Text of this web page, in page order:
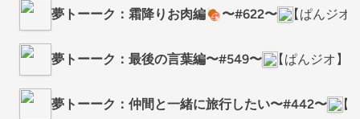
夢トーーク：霜降りお肉編🍖〜#622〜 【ぱんジオ
夢トーーク：最後の言葉編〜#549〜 【ぱんジオ】
夢トーーク：仲間と一緒に旅行したい〜#442〜 【